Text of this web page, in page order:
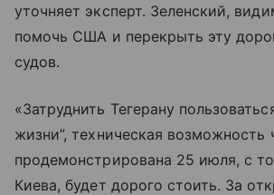
уточняет эксперт. Зеленский,
помочь США и перекрыть эту
судов.
«Затруднить Тегерану
жизни”, техническая возможность
продемонстрирована 25 июля, с
Киева, будет дорого стоить. За